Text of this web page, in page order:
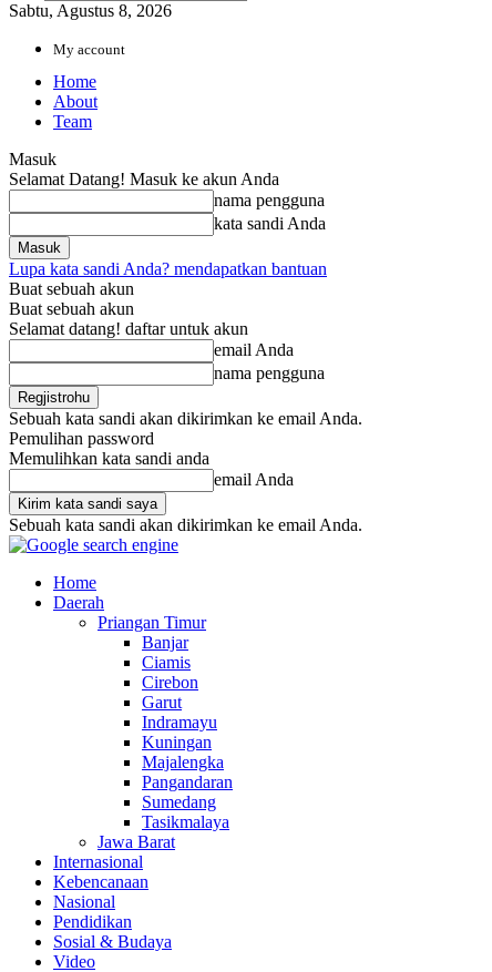
Sabtu, Agustus 8, 2026
My account
Home
About
Team
Masuk
Selamat Datang! Masuk ke akun Anda
nama pengguna
kata sandi Anda
Lupa kata sandi Anda? mendapatkan bantuan
Buat sebuah akun
Buat sebuah akun
Selamat datang! daftar untuk akun
email Anda
nama pengguna
Sebuah kata sandi akan dikirimkan ke email Anda.
Pemulihan password
Memulihkan kata sandi anda
email Anda
Sebuah kata sandi akan dikirimkan ke email Anda.
Home
Daerah
Priangan Timur
Banjar
Ciamis
Cirebon
Garut
Indramayu
Kuningan
Majalengka
Pangandaran
Sumedang
Tasikmalaya
Jawa Barat
Internasional
Kebencanaan
Nasional
Pendidikan
Sosial & Budaya
Video